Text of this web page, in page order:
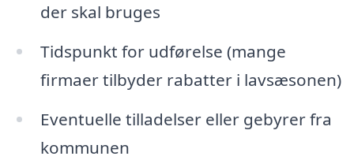
der skal bruges
Tidspunkt for udførelse (mange
firmaer tilbyder rabatter i lavsæsonen)
Eventuelle tilladelser eller gebyrer fra
kommunen